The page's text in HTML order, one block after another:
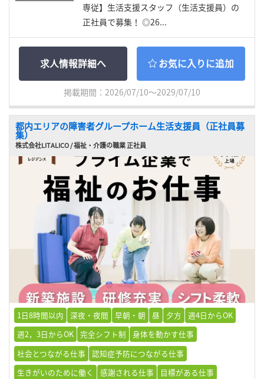
専従】生活支援スタッフ（生活支援員）の
正社員で募集！ ◎26...
求人情報詳細へ お気に入りに追加
掲載期間：2026/07/10～2029/07/10
都内エリアの障害者グループホーム生活支援員（正社員募
集）
株式会社LITALICO / 福祉・介護の職業 正社員
1日8時間以内 深夜・夜間 早朝・朝 昼 夕方
週4日からOK
週2，3日からOK 完全シフト制
身体を動かす仕事
社会とつながる仕事
認知症予防につながる仕事
生きがいのために働く
感謝される仕事
目標がある仕事